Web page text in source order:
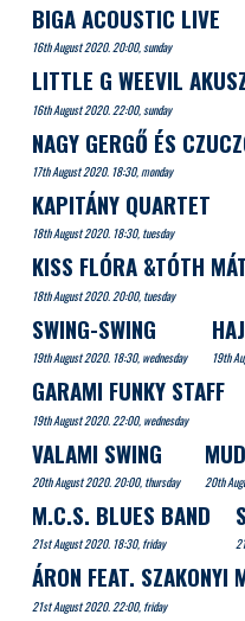
BIGA ACOUSTIC LIVE
16th August 2020. 20:00, sunday
LITTLE G WEEVIL
16th August 2020. 22:00, sunday
NAGY GERGŐ ÉS
17th August 2020. 18:30, monday
KAPITÁNY QUARTET
18th August 2020. 18:30, tuesday
KISS FLÓRA &TÓTH
18th August 2020. 20:00, tuesday
SWING-SWING
19th August 2020. 18:30, wednesday 19th
GARAMI FUNKY STAFF
19th August 2020. 22:00, wednesday
VALAMI SWING
20th August 2020. 20:00, thursday 20th
M.C.S. BLUES BAND
21st August 2020. 18:30, friday
ÁRON FEAT. SZAKONYI
21st August 2020. 22:00, friday